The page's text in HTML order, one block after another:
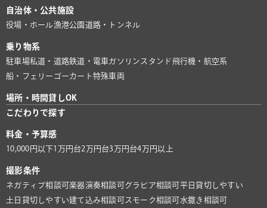
自治体・公共施設
役場・ホール漁港公園 道路・トンネル
乗り物系
駐車場私道・道路鉄道・電車 ガソリンスタンド 飛行機・航空系
船・フェリー ゴーカート特殊車両
場所・時間貸しOK
こだわりで探す
料金・予算感
10,000円以下1万円台2万円台3万円台4万円以上
撮影条件
ネガティブ相談可楽器演奏相談可 グラビア相談可 平日貸切しやすい
土日貸切しやすい建て込み相談可 スモーク相談可 水撒き相談可